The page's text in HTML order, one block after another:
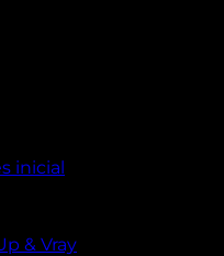
inicial
& Vray